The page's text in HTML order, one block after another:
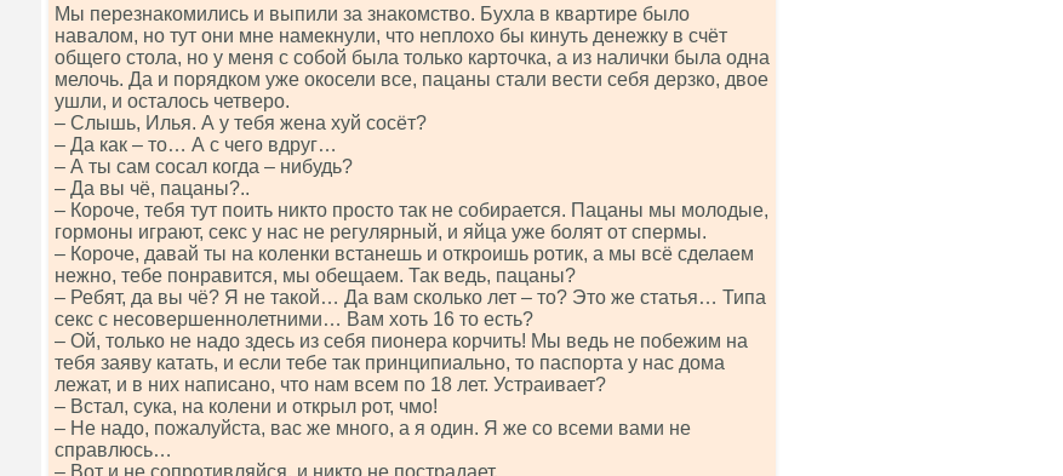
Мы перезнакомились и выпили за знакомство. Бухла в квартире было
навалом, но тут они мне намекнули, что неплохо бы кинуть денежку в счёт
общего стола, но у меня с собой была только карточка, а из налички была одна
мелочь. Да и порядком уже окосели все, пацаны стали вести себя дерзко, двое
ушли, и осталось четверо.
– Слышь, Илья. А у тебя жена хуй сосёт?
– Да как – то… А с чего вдруг…
– А ты сам сосал когда – нибудь?
– Да вы чё, пацаны?..
– Короче, тебя тут поить никто просто так не собирается. Пацаны мы молодые,
гормоны играют, секс у нас не регулярный, и яйца уже болят от спермы.
– Короче, давай ты на коленки встанешь и откроишь ротик, а мы всё сделаем
нежно, тебе понравится, мы обещаем. Так ведь, пацаны?
– Ребят, да вы чё? Я не такой… Да вам сколько лет – то? Это же статья… Типа
секс с несовершеннолетними… Вам хоть 16 то есть?
– Ой, только не надо здесь из себя пионера корчить! Мы ведь не побежим на
тебя заяву катать, и если тебе так принципиально, то паспорта у нас дома
лежат, и в них написано, что нам всем по 18 лет. Устраивает?
– Встал, сука, на колени и открыл рот, чмо!
– Не надо, пожалуйста, вас же много, а я один. Я же со всеми вами не
справлюсь…
– Вот и не сопротивляйся, и никто не пострадает.